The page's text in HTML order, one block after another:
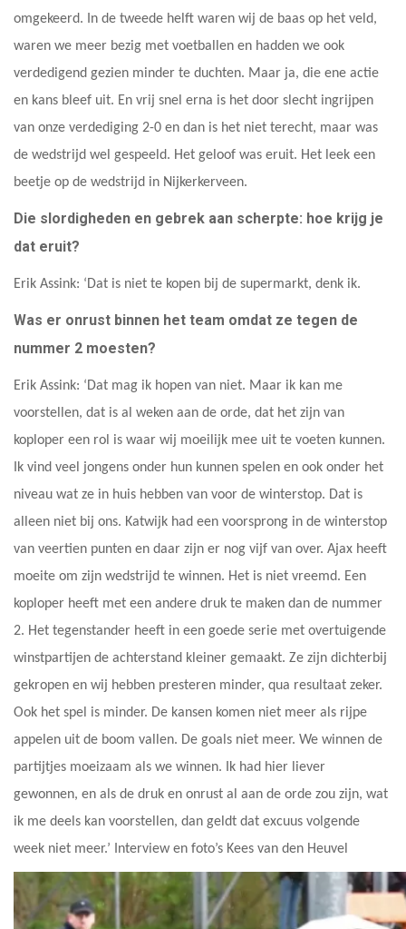
omgekeerd. In de tweede helft waren wij de baas op het veld,
waren we meer bezig met voetballen en hadden we ook
verdedigend gezien minder te duchten. Maar ja, die ene actie
en kans bleef uit. En vrij snel erna is het door slecht ingrijpen
van onze verdediging 2-0 en dan is het niet terecht, maar was
de wedstrijd wel gespeeld. Het geloof was eruit. Het leek een
beetje op de wedstrijd in Nijkerkerveen.
Die slordigheden en gebrek aan scherpte: hoe krijg je
dat eruit?
Erik Assink: ‘Dat is niet te kopen bij de supermarkt, denk ik.
Was er onrust binnen het team omdat ze tegen de
nummer 2 moesten?
Erik Assink: ‘Dat mag ik hopen van niet. Maar ik kan me
voorstellen, dat is al weken aan de orde, dat het zijn van
koploper een rol is waar wij moeilijk mee uit te voeten kunnen.
Ik vind veel jongens onder hun kunnen spelen en ook onder het
niveau wat ze in huis hebben van voor de winterstop. Dat is
alleen niet bij ons. Katwijk had een voorsprong in de winterstop
van veertien punten en daar zijn er nog vijf van over. Ajax heeft
moeite om zijn wedstrijd te winnen. Het is niet vreemd. Een
koploper heeft met een andere druk te maken dan de nummer
2. Het tegenstander heeft in een goede serie met overtuigende
winstpartijen de achterstand kleiner gemaakt. Ze zijn dichterbij
gekropen en wij hebben presteren minder, qua resultaat zeker.
Ook het spel is minder. De kansen komen niet meer als rijpe
appelen uit de boom vallen. De goals niet meer. We winnen de
partijtjes moeizaam als we winnen. Ik had hier liever
gewonnen, en als de druk en onrust al aan de orde zou zijn, wat
ik me deels kan voorstellen, dan geldt dat excuus volgende
week niet meer.’ Interview en foto’s Kees van den Heuvel